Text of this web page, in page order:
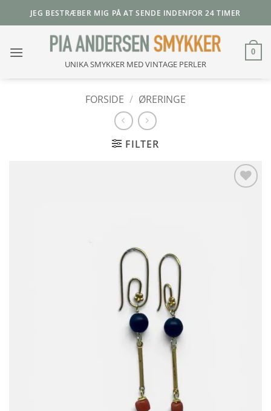
JEG BESTRÆBER MIG PÅ AT SENDE INDENFOR 24 TIMER
UNIKA SMYKKER MED VINTAGE PERLER
0
FORSIDE / ØRERINGE
FILTER